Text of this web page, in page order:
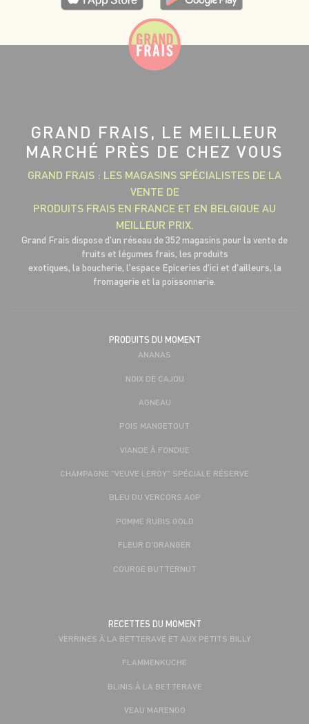
GRAND FRAIS, LE MEILLEUR
MARCHÉ PRÈS DE CHEZ VOUS
GRAND FRAIS : LES MAGASINS SPÉCIALISTES DE LA
VENTE DE
PRODUITS FRAIS EN FRANCE ET EN BELGIQUE AU
MEILLEUR PRIX.
Grand Frais dispose d'un réseau de 352 magasins pour la vente de
fruits et légumes frais, les produits
exotiques, la boucherie, l'espace Epiceries d'ici et d'ailleurs, la
fromagerie et la poissonnerie.
PRODUITS DU MOMENT
ANANAS
NOIX DE CAJOU
AGNEAU
POIS MANGETOUT
VIANDE À FONDUE
CHAMPAGNE "VEUVE LEROY" SPÉCIALE RÉSERVE
BLEU DU VERCORS AOP
POMME RUBIS GOLD
FLEUR D'ORANGER
COURGE BUTTERNUT
RECETTES DU MOMENT
VERRINES À LA BETTERAVE ET AUX PETITS BILLY
FLAMMENKUCHE
BLINIS À LA BETTERAVE
VEAU MARENGO